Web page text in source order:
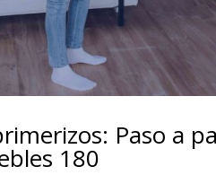
Paso a
180